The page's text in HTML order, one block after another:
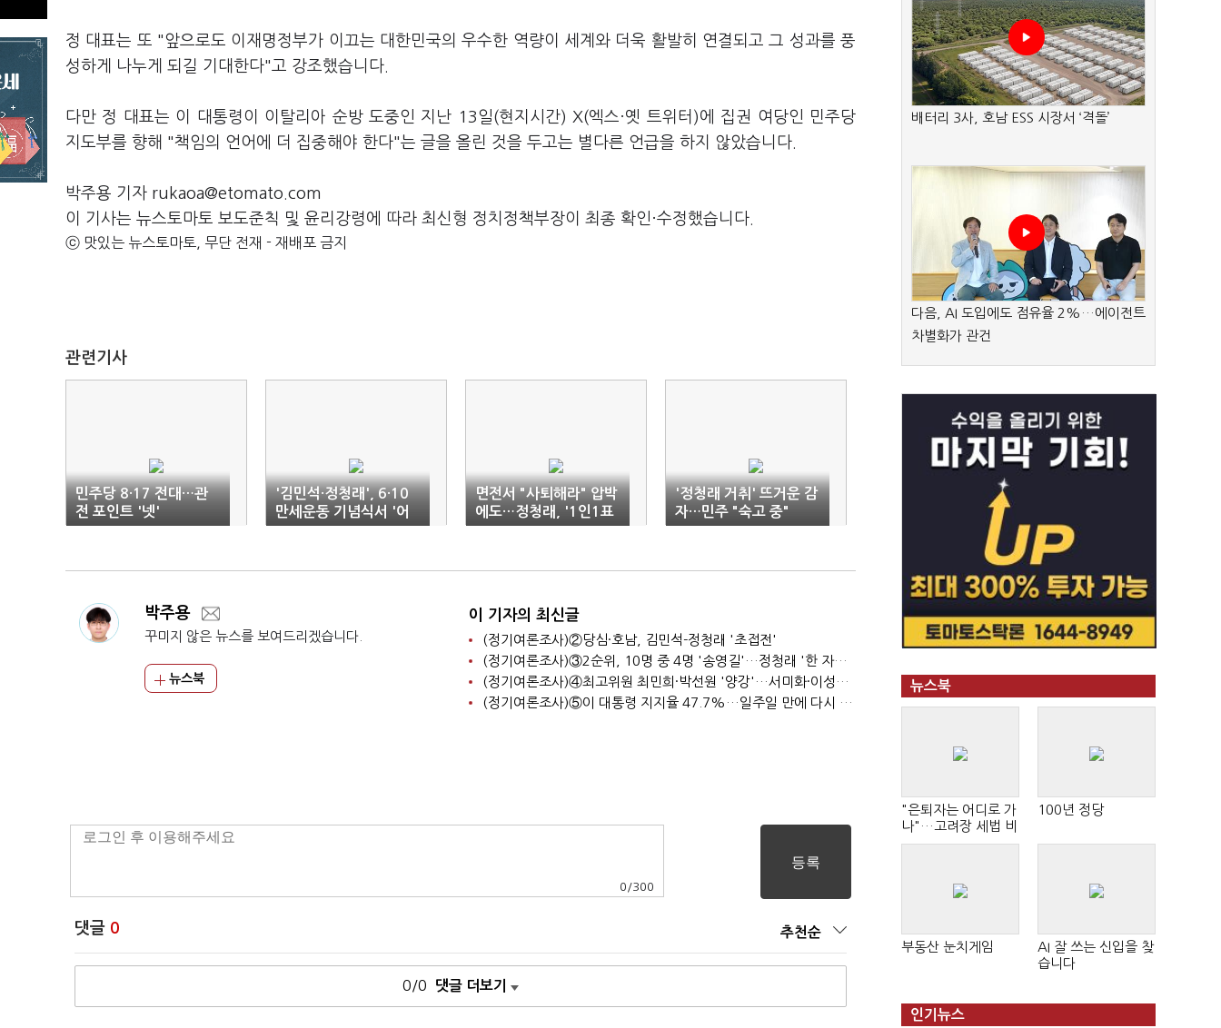
정 대표는 또 "앞으로도 이재명정부가 이끄는 대한민국의 우수한 역량이 세계와 더욱 활발히 연결되고 그 성과를 풍
성하게 나누게 되길 기대한다"고 강조했습니다.
다만 정 대표는 이 대통령이 이탈리아 순방 도중인 지난 13일(현지시간) X(엑스·옛 트위터)에 집권 여당인 민주당
지도부를 향해 "책임의 언어에 더 집중해야 한다"는 글을 올린 것을 두고는 별다른 언급을 하지 않았습니다.
박주용 기자 rukaoa@etomato.com
이 기사는 뉴스토마토 보도준칙 및 윤리강령에 따라 최신형 정치정책부장이 최종 확인·수정했습니다.
ⓒ 맛있는 뉴스토마토, 무단 전재 - 재배포 금지
관련기사
민주당 8·17 전대…관
전 포인트 '넷'
'김민석·정청래', 6·10
만세운동 기념식서 '어
색한 조우'
면전서 "사퇴해라" 압박
에도…정청래, '1인1표
제' 띄우며 정면돌파
'정청래 거취' 뜨거운 감
자…민주 "숙고 중"
박주용
꾸미지 않은 뉴스를 보여드리겠습니다.
뉴스북
이 기자의 최신글
(정기여론조사)②당심·호남, 김민석-정청래 '초접전'
(정기여론조사)③2순위, 10명 중 4명 '송영길'…정청래 '한 자릿수'
(정기여론조사)④최고위원 최민희·박선원 '양강'…서미화·이성윤·임미애 뒤이어
(정기여론조사)⑤이 대통령 지지율 47.7%…일주일 만에 다시 40%대
0 /300
댓글 0 추천순
0/0 댓글 더보기
배터리 3사, 호남 ESS 시장서 ‘격돌’
다음, AI 도입에도 점유율 2%…에이전트
차별화가 관건
뉴스북
"은퇴자는 어디로 가
나"…고려장 세법 비
판 확산
100년 정당
부동산 눈치게임
AI 잘 쓰는 신입을 찾
습니다
인기뉴스